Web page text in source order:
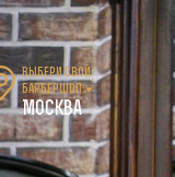
Выбери свой
барбершоп:▼
Москва